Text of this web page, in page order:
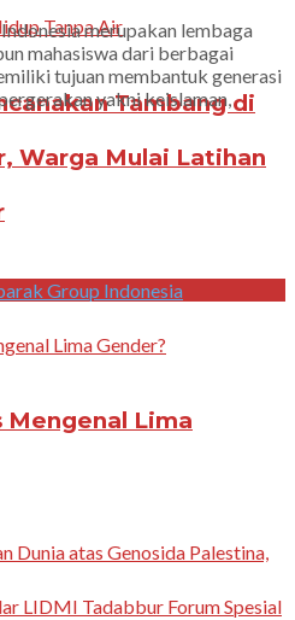
Tambang di
Warga Mulai Latihan
Mengenal Lima
merupakan lembaga
mahasiswa dari berbagai
tujuan membantuk generasi
yakni keislaman,
Group Indonesia